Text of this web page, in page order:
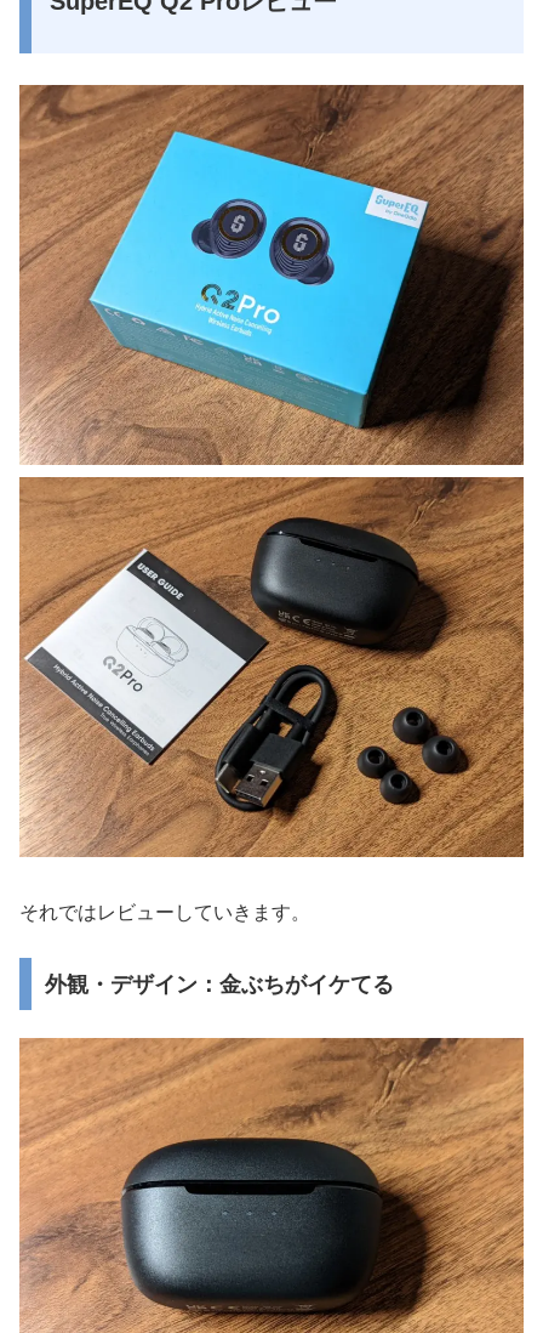
それではレビューしていきます。
外観・デザイン：金ぶちがイケてる